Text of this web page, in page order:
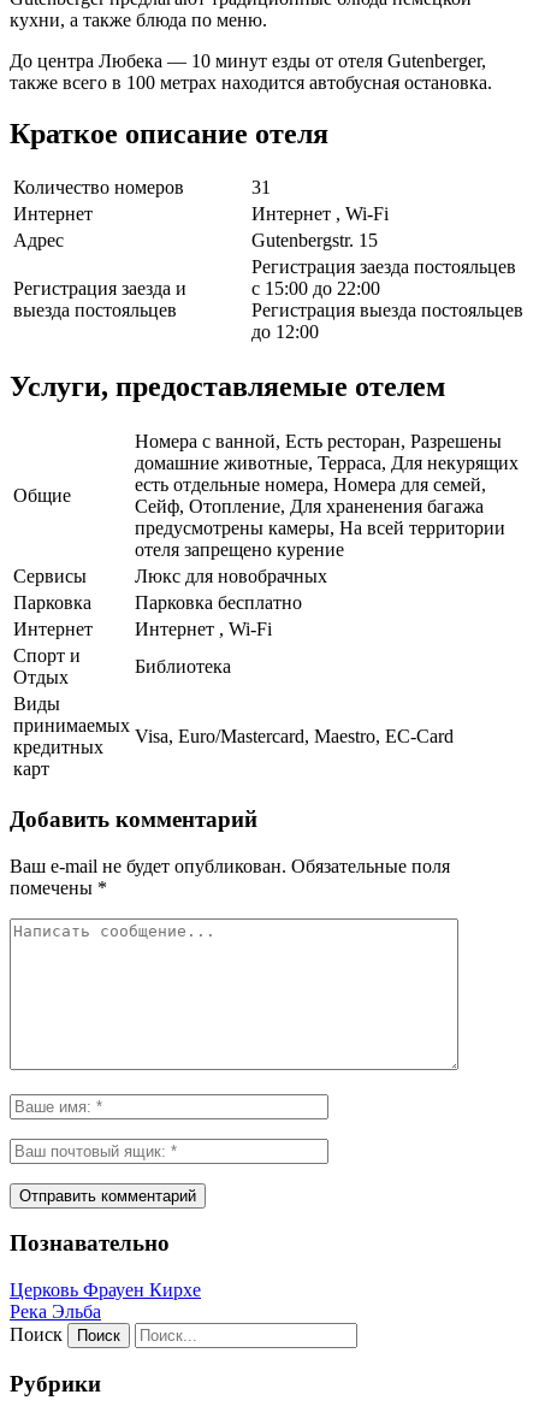
кухни, а также блюда по меню.
До центра Любека — 10 минут езды от отеля Gutenberger,
также всего в 100 метрах находится автобусная остановка.
Краткое описание отеля
Количество номеров
31
Интернет
Интернет , Wi-Fi
Адрес
Gutenbergstr. 15
Регистрация заезда и
выезда постояльцев
Регистрация заезда постояльцев
с 15:00 до 22:00
Регистрация выезда постояльцев
до 12:00
Услуги, предоставляемые отелем
Общие
Номера с ванной, Есть ресторан, Разрешены
домашние животные, Терраса, Для некурящих
есть отдельные номера, Номера для семей,
Сейф, Отопление, Для храненения багажа
предусмотрены камеры, На всей территории
отеля запрещено курение
Сервисы
Люкс для новобрачных
Парковка
Парковка бесплатно
Интернет
Интернет , Wi-Fi
Спорт и
Отдых
Библиотека
Виды
принимаемых
кредитных
карт
Visa, Euro/Mastercard, Maestro, EC-Card
Добавить комментарий
Ваш e-mail не будет опубликован. Обязательные поля
помечены *
Познавательно
Церковь Фрауен Кирхе
Река Эльба
Поиск
Рубрики